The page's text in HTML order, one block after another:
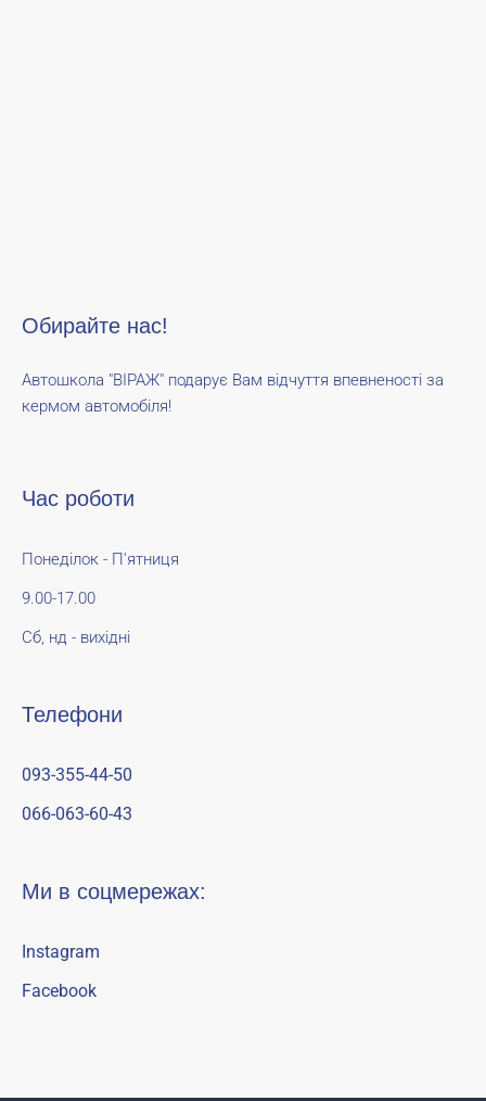
Обирайте нас!
Автошкола "ВІРАЖ" подарує Вам відчуття впевненості за
кермом автомобіля!
Час роботи
Понеділок - П'ятниця
9.00-17.00
Сб, нд - вихідні
Телефони
093-355-44-50
066-063-60-43
Ми в соцмережах:
Instagram
Facebook